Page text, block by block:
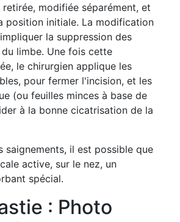
modifiée séparément, et
position initiale. La modification
la suppression des
limbe. Une fois cette
le chirurgien applique les
pour fermer l'incision, et les
(ou feuilles minces à base de
à la bonne cicatrisation de la
saignements, il est possible que
active, sur le nez, un
spécial.
: Photo